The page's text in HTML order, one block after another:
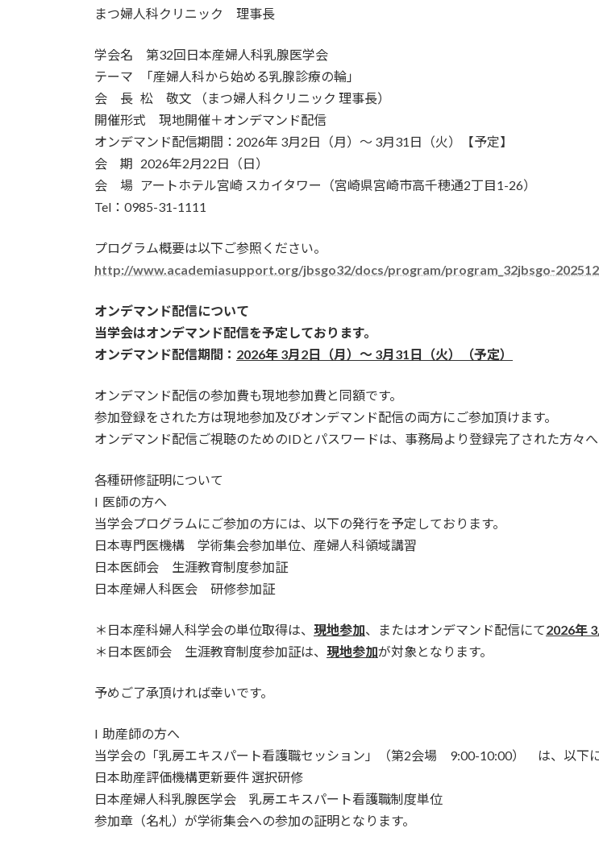
まつ婦人科クリニック 理事長
学会名 第32回日本産婦人科乳腺医学会
テーマ 「産婦人科から始める乳腺診療の輪」
会 長 松 敬文 （まつ婦人科クリニック 理事長）
開催形式 現地開催＋オンデマンド配信
オンデマンド配信期間：2026年 3月2日（月）～ 3月31日（火）【予定】
会 期 2026年2月22日（日）
会 場 アートホテル宮崎 スカイタワー（宮崎県宮崎市高千穂通2丁目1-26）
Tel：0985-31-1111
プログラム概要は以下ご参照ください。
http://www.academiasupport.org/jbsgo32/docs/program/program_32jbsgo-
オンデマンド配信について
当学会はオンデマンド配信を予定しております。
オンデマンド配信期間： 2026年 3月2日（月）～ 3月31日（火）（予定）
オンデマンド配信の参加費も現地参加費と同額です。
参加登録をされた方は現地参加及びオンデマンド配信の両方にご参加頂けます。
オンデマンド配信ご視聴のためのIDとパスワードは、事務局より登録完了された方々
各種研修証明について
l 医師の方へ
当学会プログラムにご参加の方には、以下の発行を予定しております。
日本専門医機構 学術集会参加単位、産婦人科領域講習
日本医師会 生涯教育制度参加証
日本産婦人科医会 研修参加証
＊日本産科婦人科学会の単位取得は、 現地参加、またはオンデマンド配信にて2026年
＊日本医師会 生涯教育制度参加証は、 現地参加が対象となります。
予めご了承頂ければ幸いです。
l 助産師の方へ
当学会の「乳房エキスパート看護職セッション」（第2会場 9:00-10:00） は、以下に
日本助産評価機構更新要件 選択研修
日本産婦人科乳腺医学会 乳房エキスパート看護職制度単位
参加章（名札）が学術集会への参加の証明となります。